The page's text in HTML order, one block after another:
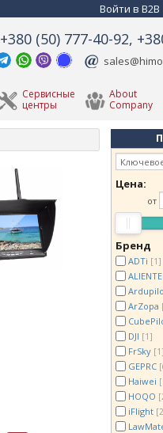
Войти в B2B
+380 (50) 777-40-92,
About
Company
Сервисные
центры
Цена:
от
Бренд
ADTi [1]
ArZopa
DJI [1]
FrSky [1]
GEPRC
Haiwei
HOQO
iFlight